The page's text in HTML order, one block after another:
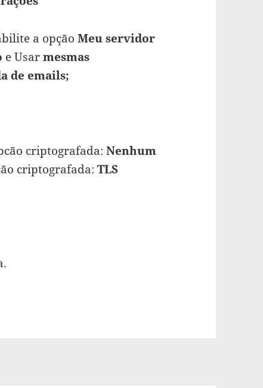
a opçãoMeu servidor
e Usarmesmas
de emails;
criptografada:Nenhum
criptografada:TLS